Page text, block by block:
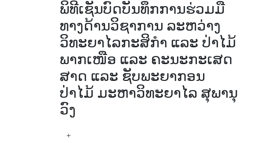
ພິທີເຊັນບົດບັນທຶກການຮ່ວມມື
ທາງດ້ານວິຊາການ ລະຫວ່າງ
ວິທະຍາໄລກະສິກຳ ແລະ ປ່າໄມ້
ພາກເໜືອ ແລະ ຄະນະກະເສດ
ສາດ ແລະ ຊັບພະຍາກອນ
ປ່າໄມ້ ມະຫາວິທະຍາໄລ ສຸພານຸ
ວົງ
+